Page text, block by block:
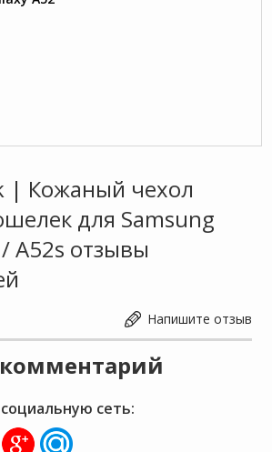
| Кожаный чехол
для Samsung
A52s отзывы
Напишите отзыв
сеть: